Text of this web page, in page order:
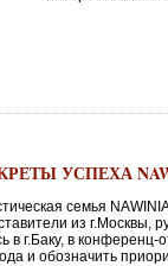
УСПЕХА
семья
из г.Москвы,
в г.Баку, в
и обозначить